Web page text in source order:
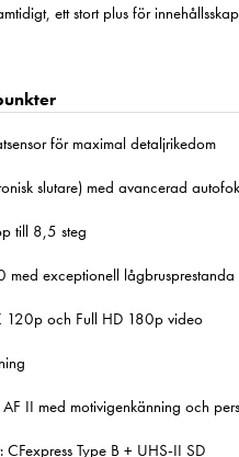
ett stort plus för
för maximal detaljrikedom
slutare) med avancerad
till 8,5 steg
exceptionell lågbrusprestanda
120p och Full HD 180p video
II med motivigenkänning och
CFexpress Type B + UHS-II SD